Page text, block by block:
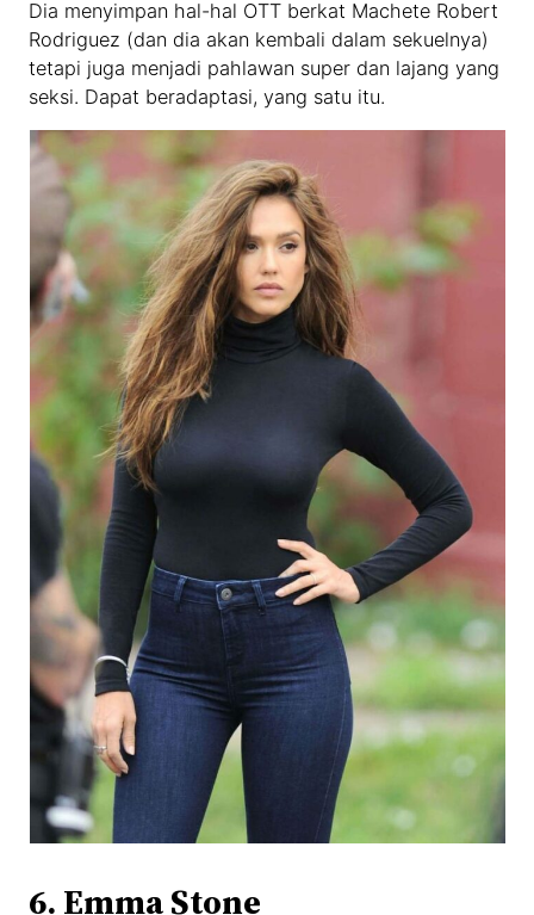
Dia menyimpan hal-hal OTT berkat Machete Robert
Rodriguez (dan dia akan kembali dalam sekuelnya)
tetapi juga menjadi pahlawan super dan lajang yang
seksi. Dapat beradaptasi, yang satu itu.
6. Emma Stone